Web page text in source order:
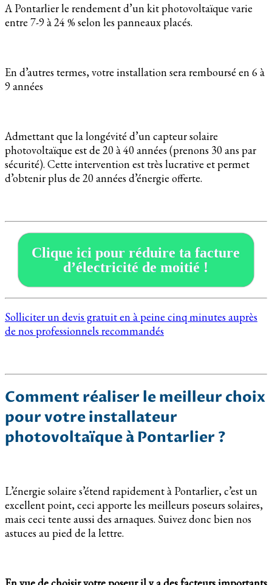
A Pontarlier le rendement d’un kit photovoltaïque varie
entre 7-9 à 24 % selon les panneaux placés.
En d’autres termes, votre installation sera remboursé en 6 à
9 années
Admettant que la longévité d’un capteur solaire
photovoltaïque est de 20 à 40 années (prenons 30 ans par
sécurité). Cette intervention est très lucrative et permet
d’obtenir plus de 20 années d’énergie offerte.
Clique ici pour réduire ta facture
d’électricité de moitié !
Solliciter un devis gratuit en à peine cinq minutes auprès
de nos professionnels recommandés
Comment réaliser le meilleur choix
pour votre installateur
photovoltaïque à Pontarlier ?
L’énergie solaire s’étend rapidement à Pontarlier, c’est un
excellent point, ceci apporte les meilleurs poseurs solaires,
mais ceci tente aussi des arnaques. Suivez donc bien nos
astuces au pied de la lettre.